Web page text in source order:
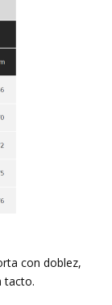
con doblez,
tacto.